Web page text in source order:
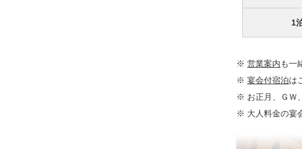
1
※ 営業案内も一
※ 宴会付宿泊は
※ お正月、ＧＷ
※ 大人料金の宴